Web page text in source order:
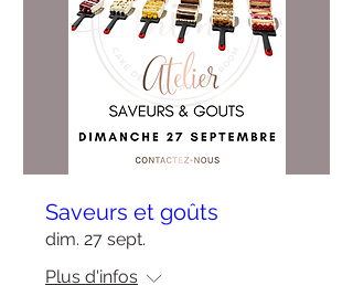
Saveurs et goûts
dim. 27 sept.
Plus d'infos